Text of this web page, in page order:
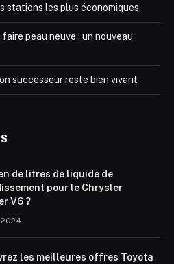
stations les plus économiques
peau neuve : un nouveau
successeur reste bien vivant
de litres de liquide de
pour le Chrysler
V6 ?
les meilleures offres Toyota